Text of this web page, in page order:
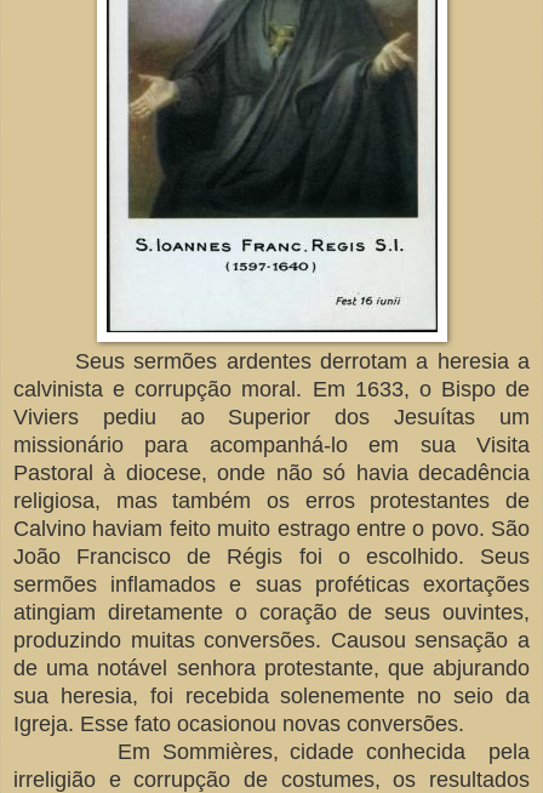
Seus sermões ardentes derrotam a heresia a
calvinista e corrupção moral. Em 1633, o Bispo de
Viviers pediu ao Superior dos Jesuítas um
missionário para acompanhá-lo em sua Visita
Pastoral à diocese, onde não só havia decadência
religiosa, mas também os erros protestantes de
Calvino haviam feito muito estrago entre o povo. São
João Francisco de Régis foi o escolhido. Seus
sermões inflamados e suas proféticas exortações
atingiam diretamente o coração de seus ouvintes,
produzindo muitas conversões. Causou sensação a
de uma notável senhora protestante, que abjurando
sua heresia, foi recebida solenemente no seio da
Igreja. Esse fato ocasionou novas conversões.
Em Sommières, cidade conhecida pela
irreligião e corrupção de costumes, os resultados